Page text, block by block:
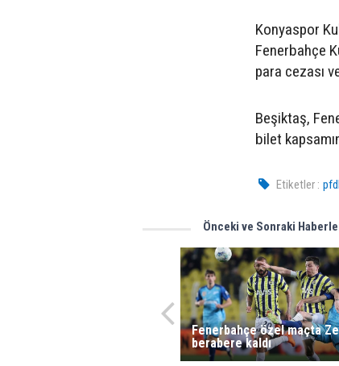
Konyaspor
Fenerbahçe
para cezası
Beşiktaş,
bilet
Etiketler :
Önceki ve Sonraki
Fenerbahçe özel maçta
berabere kaldı